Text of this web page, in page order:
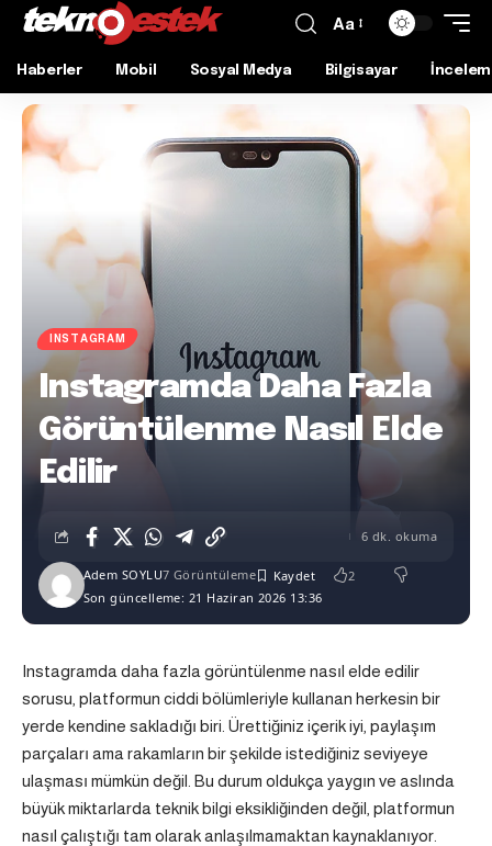
Aa
Haberler Mobil Sosyal Medya Bilgisayar
INSTAGRAM
Instagramda Daha Fazla
Görüntülenme Nasıl Elde
Edilir
Son güncelleme: 21 Haziran 2026 13:36
Adem SOYLU7 Görüntüleme 2
6 dk. okuma
Instagramda daha fazla görüntülenme nasıl elde edilir
sorusu, platformun ciddi bölümleriyle kullanan herkesin bir
yerde kendine sakladığı biri. Ürettiğiniz içerik iyi, paylaşım
parçaları ama rakamların bir şekilde istediğiniz seviyeye
ulaşması mümkün değil. Bu durum oldukça yaygın ve aslında
büyük miktarlarda teknik bilgi eksikliğinden değil, platformun
nasıl çalıştığı tam olarak anlaşılmamaktan kaynaklanıyor.